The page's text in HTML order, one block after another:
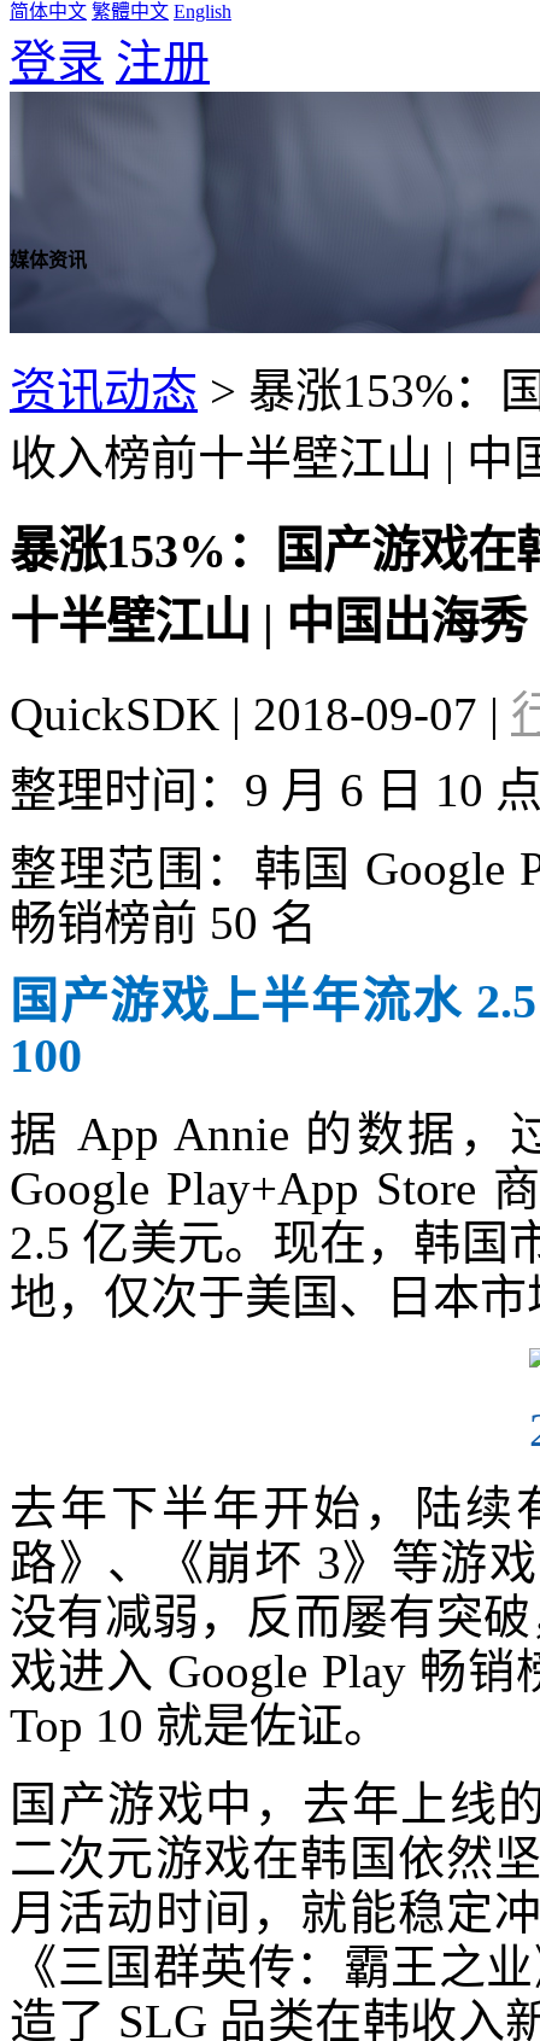
简体中文 繁體中文 English
登录 注册
媒体资讯
资讯动态 > 暴涨153%：
收入榜前十半壁江山 | 中
暴涨153%：国产游戏在
十半壁江山 | 中国出海秀
QuickSDK | 2018-09-07 |
整理时间：9 月 6 日 10
整理范围：韩国 Google
畅销榜前 50 名
国产游戏上半年流水
100
据 App Annie 的数据
Google Play+App Store
2.5 亿美元。现在，韩国
地，仅次于美国、日本
去年下半年开始，陆续
路》、《崩坏 3》等游
没有减弱，反而屡有突
戏进入 Google Play 畅
Top 10 就是佐证。
国产游戏中，去年上线
二次元游戏在韩国依然
月活动时间，就能稳定
《三国群英传：霸王之
造了 SLG 品类在韩收入